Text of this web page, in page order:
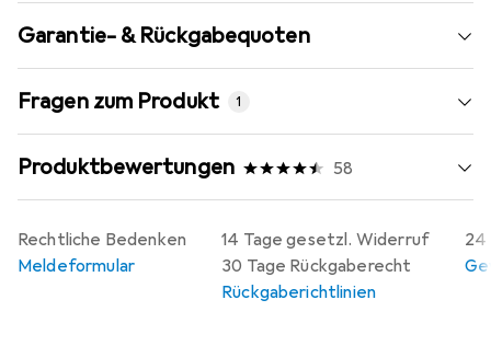
Garantie- & Rückgabequoten
Fragen zum Produkt 1
Produktbewertungen 58
14 Tage gesetzl. Widerruf
30 Tage Rückgaberecht
Rückgaberichtlinien
24
Rechtliche Bedenken
Meldeformular